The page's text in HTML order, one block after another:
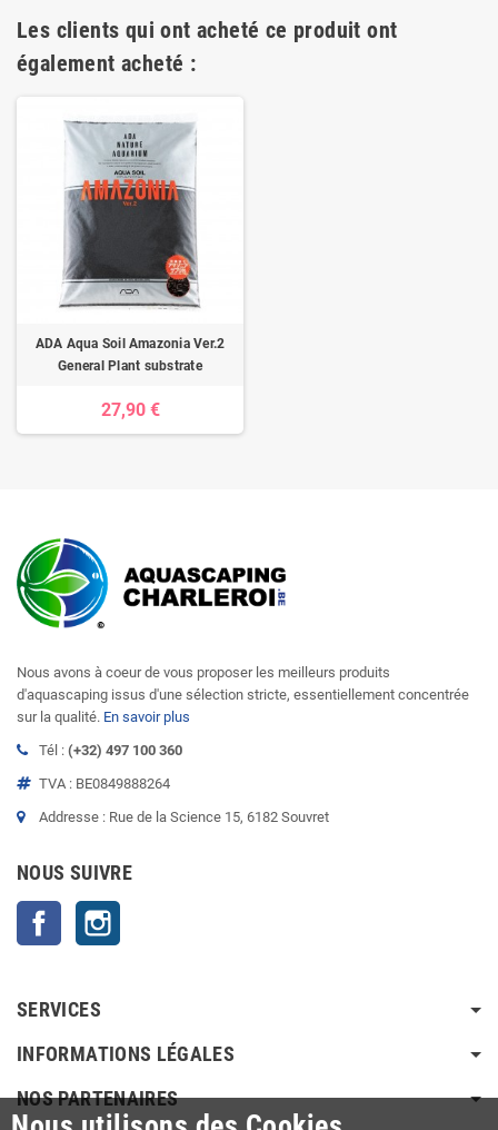
Les clients qui ont acheté ce produit ont
également acheté :
ADA Aqua Soil Amazonia Ver.2
General Plant substrate
27,90 €
Nous avons à coeur de vous proposer les meilleurs produits
d'aquascaping issus d'une sélection stricte, essentiellement concentrée
sur la qualité. En savoir plus
Tél : (+32) 497 100 360
TVA : BE0849888264
Addresse : Rue de la Science 15, 6182 Souvret
NOUS SUIVRE
Facebook
SERVICES
INFORMATIONS LÉGALES
NOS PARTENAIRES